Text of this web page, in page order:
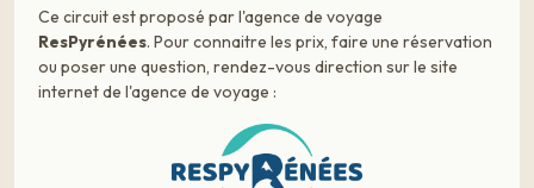
Ce circuit est proposé par l'agence de voyage
ResPyrénées. Pour connaitre les prix, faire une réservation
ou poser une question, rendez-vous direction sur le site
internet de l'agence de voyage :